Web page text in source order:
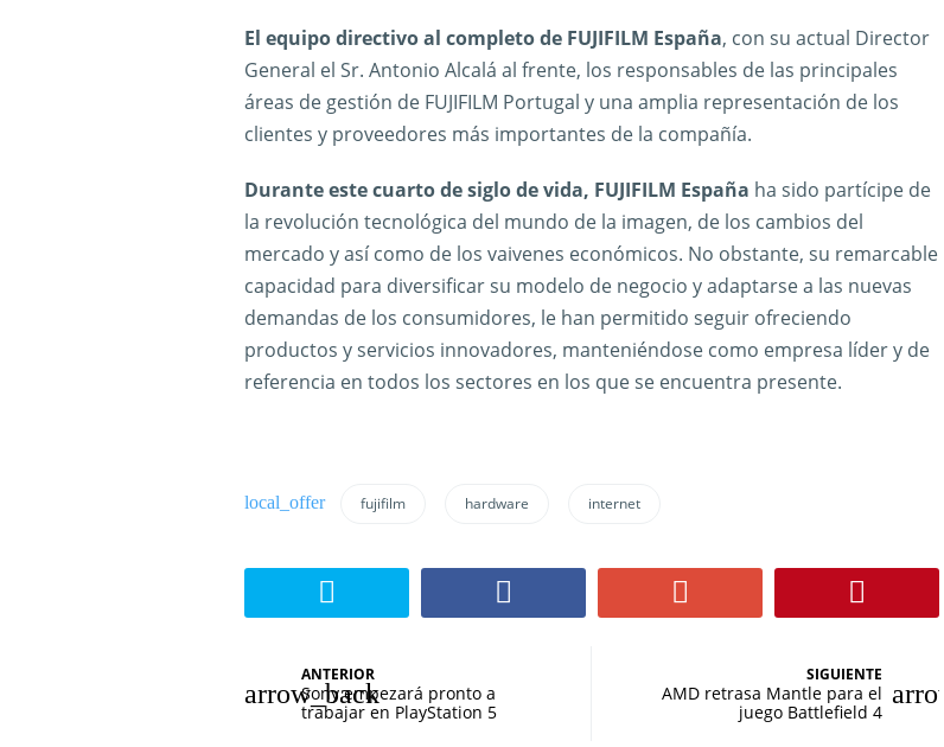
El equipo directivo al completo de FUJIFILM España, con su actual Director
General el Sr. Antonio Alcalá al frente, los responsables de las principales
áreas de gestión de FUJIFILM Portugal y una amplia representación de los
clientes y proveedores más importantes de la compañía.
Durante este cuarto de siglo de vida, FUJIFILM España ha sido partícipe de
la revolución tecnológica del mundo de la imagen, de los cambios del
mercado y así como de los vaivenes económicos. No obstante, su remarcable
capacidad para diversificar su modelo de negocio y adaptarse a las nuevas
demandas de los consumidores, le han permitido seguir ofreciendo
productos y servicios innovadores, manteniéndose como empresa líder y de
referencia en todos los sectores en los que se encuentra presente.
fujifilm hardware internet
a
ANTERIOR
Sony empezará pronto a
trabajar en PlayStation 5
SIGUIENTE
AMD retrasa Mantle para el
juego Battlefield 4